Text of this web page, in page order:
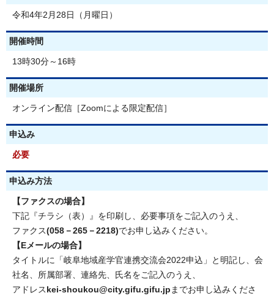
令和4年2月28日（月曜日）
開催時間
13時30分～16時
開催場所
オンライン配信［Zoomによる限定配信］
申込み
必要
申込み方法
【ファクスの場合】
下記『チラシ（表）』を印刷し、必要事項をご記入のうえ、
ファクス(058－265－2218)でお申し込みください。
【Eメールの場合】
タイトルに「岐阜地域産学官連携交流会2022申込」と明記し、会
社名、所属部署、連絡先、氏名をご記入のうえ、
アドレス kei-shoukou@city.gifu.gifu.jp までお申し込みくださ